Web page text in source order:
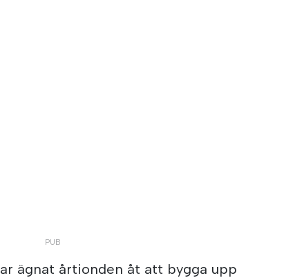
ägnat årtionden åt att bygga upp